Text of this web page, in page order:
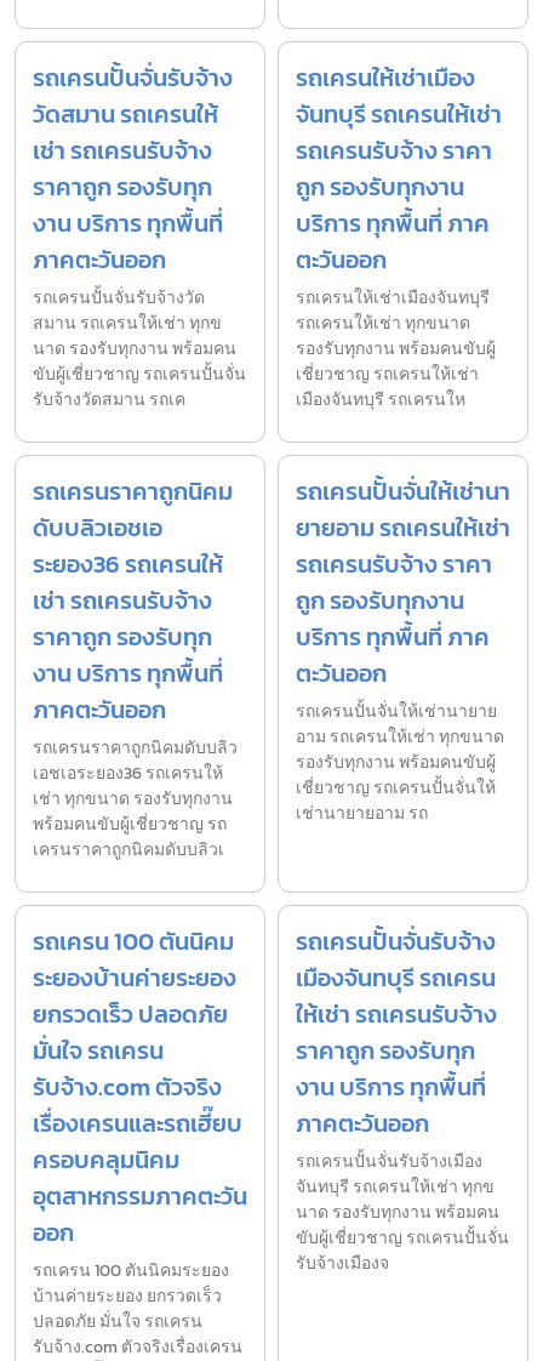
รถเครนปั้นจั่นรับจ้าง
วัดสมาน รถเครนให้
เช่า รถเครนรับจ้าง
ราคาถูก รองรับทุก
งาน บริการ ทุกพื้นที่
ภาคตะวันออก
รถเครนปั้นจั่นรับจ้างวัด
สมาน รถเครนให้เช่า ทุกข
นาด รองรับทุกงาน พร้อมคน
ขับผู้เชี่ยวชาญ รถเครนปั้นจั่น
รับจ้างวัดสมาน รถเค
รถเครนให้เช่าเมือง
จันทบุรี รถเครนให้เช่า
รถเครนรับจ้าง ราคา
ถูก รองรับทุกงาน
บริการ ทุกพื้นที่ ภาค
ตะวันออก
รถเครนให้เช่าเมืองจันทบุรี
รถเครนให้เช่า ทุกขนาด
รองรับทุกงาน พร้อมคนขับผู้
เชี่ยวชาญ รถเครนให้เช่า
เมืองจันทบุรี รถเครนให
รถเครนราคาถูกนิคม
ดับบลิวเอชเอ
ระยอง36 รถเครนให้
เช่า รถเครนรับจ้าง
ราคาถูก รองรับทุก
งาน บริการ ทุกพื้นที่
ภาคตะวันออก
รถเครนราคาถูกนิคมดับบลิว
เอชเอระยอง36 รถเครนให้
เช่า ทุกขนาด รองรับทุกงาน
พร้อมคนขับผู้เชี่ยวชาญ รถ
เครนราคาถูกนิคมดับบลิวเ
รถเครนปั้นจั่นให้เช่านา
ยายอาม รถเครนให้เช่า
รถเครนรับจ้าง ราคา
ถูก รองรับทุกงาน
บริการ ทุกพื้นที่ ภาค
ตะวันออก
รถเครนปั้นจั่นให้เช่านายาย
อาม รถเครนให้เช่า ทุกขนาด
รองรับทุกงาน พร้อมคนขับผู้
เชี่ยวชาญ รถเครนปั้นจั่นให้
เช่านายายอาม รถ
รถเครน 100 ตันนิคม
ระยองบ้านค่ายระยอง
ยกรวดเร็ว ปลอดภัย
มั่นใจ รถเครน
รับจ้าง.com ตัวจริง
เรื่องเครนและรถเฮี๊ยบ
ครอบคลุมนิคม
อุตสาหกรรมภาคตะวัน
ออก
รถเครน 100 ตันนิคมระยอง
บ้านค่ายระยอง ยกรวดเร็ว
ปลอดภัย มั่นใจ รถเครน
รับจ้าง.com ตัวจริงเรื่องเครน
รถเครนปั้นจั่นรับจ้าง
เมืองจันทบุรี รถเครน
ให้เช่า รถเครนรับจ้าง
ราคาถูก รองรับทุก
งาน บริการ ทุกพื้นที่
ภาคตะวันออก
รถเครนปั้นจั่นรับจ้างเมือง
จันทบุรี รถเครนให้เช่า ทุกข
นาด รองรับทุกงาน พร้อมคน
ขับผู้เชี่ยวชาญ รถเครนปั้นจั่น
รับจ้างเมืองจ